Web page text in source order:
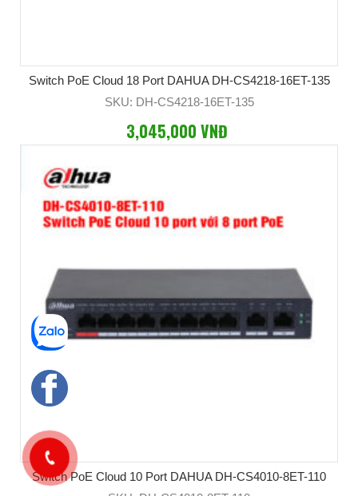
Switch PoE Cloud 18 Port DAHUA DH-CS4218-16ET-135
SKU: DH-CS4218-16ET-135
3,045,000 VNĐ
Switch PoE Cloud 10 Port DAHUA DH-CS4010-8ET-110